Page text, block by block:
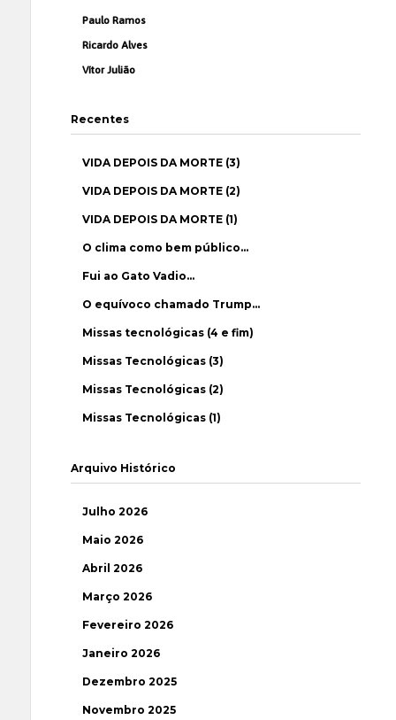
Paulo Ramos
Ricardo Alves
Vítor Julião
Recentes
VIDA DEPOIS DA MORTE (3)
VIDA DEPOIS DA MORTE (2)
VIDA DEPOIS DA MORTE (1)
O clima como bem público…
Fui ao Gato Vadio…
O equívoco chamado Trump…
Missas tecnológicas (4 e fim)
Missas Tecnológicas (3)
Missas Tecnológicas (2)
Missas Tecnológicas (1)
Arquivo Histórico
Julho 2026
Maio 2026
Abril 2026
Março 2026
Fevereiro 2026
Janeiro 2026
Dezembro 2025
Novembro 2025